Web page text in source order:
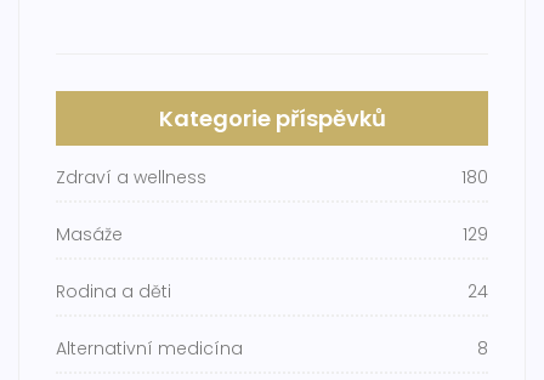
Kategorie příspěvků
Zdraví a wellness 180
Masáže 129
Rodina a děti 24
Alternativní medicína 8